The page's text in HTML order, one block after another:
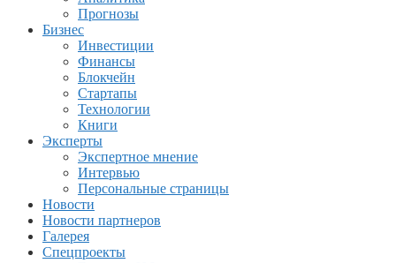
Прогнозы
Бизнес
Инвестиции
Финансы
Блокчейн
Стартапы
Технологии
Книги
Эксперты
Экспертное мнение
Интервью
Персональные страницы
Новости
Новости партнеров
Галерея
Спецпроекты